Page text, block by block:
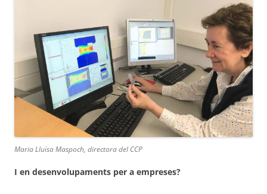
Maria Lluïsa Maspoch, directora del CCP
I en desenvolupaments per a empreses?